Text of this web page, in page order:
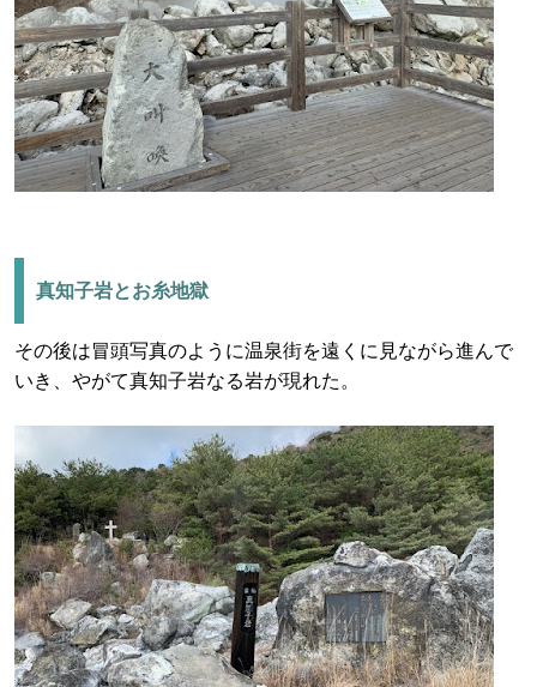
真知子岩とお糸地獄
その後は冒頭写真のように温泉街を遠くに見ながら進んで
いき、やがて真知子岩なる岩が現れた。